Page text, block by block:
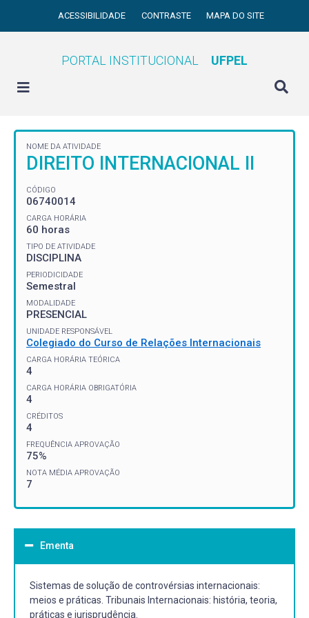
ACESSIBILIDADE CONTRASTE MAPA DO SITE
PORTAL INSTITUCIONAL UFPEL
NOME DA ATIVIDADE
DIREITO INTERNACIONAL II
CÓDIGO
06740014
CARGA HORÁRIA
60 horas
TIPO DE ATIVIDADE
DISCIPLINA
PERIODICIDADE
Semestral
MODALIDADE
PRESENCIAL
UNIDADE RESPONSÁVEL
Colegiado do Curso de Relações Internacionais
CARGA HORÁRIA TEÓRICA
4
CARGA HORÁRIA OBRIGATÓRIA
4
CRÉDITOS
4
FREQUÊNCIA APROVAÇÃO
75%
NOTA MÉDIA APROVAÇÃO
7
Ementa
Sistemas de solução de controvérsias internacionais:
meios e práticas. Tribunais Internacionais: história, teoria,
práticas e jurisprudência.